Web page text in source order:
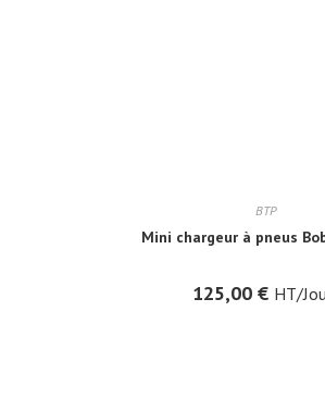
BTP
Mini chargeur à pneus
125,00 € HT/